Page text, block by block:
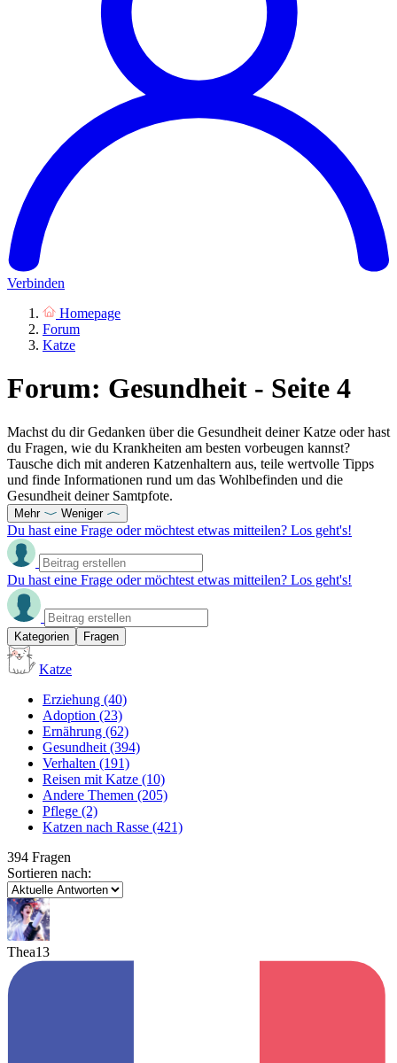
Verbinden
Homepage
Forum
Katze
Forum: Gesundheit - Seite 4
Machst du dir Gedanken über die Gesundheit deiner Katze oder hast
du Fragen, wie du Krankheiten am besten vorbeugen kannst?
Tausche dich mit anderen Katzenhaltern aus, teile wertvolle Tipps
und finde Informationen rund um das Wohlbefinden und die
Gesundheit deiner Samtpfote.
Mehr Weniger
Du hast eine Frage oder möchtest etwas mitteilen? Los geht's!
Du hast eine Frage oder möchtest etwas mitteilen? Los geht's!
Kategorien Fragen
Katze
Erziehung (40)
Adoption (23)
Ernährung (62)
Gesundheit (394)
Verhalten (191)
Reisen mit Katze (10)
Andere Themen (205)
Pflege (2)
Katzen nach Rasse (421)
394 Fragen
Sortieren nach:
Thea13